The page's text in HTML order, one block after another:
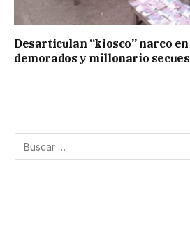
Desarticulan “kiosco” narco
demorados y millonario